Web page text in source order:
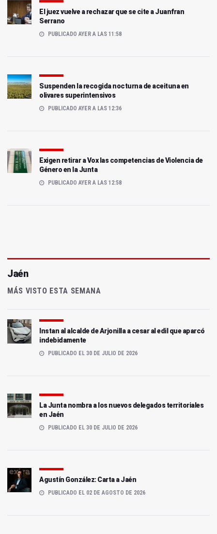
El juez vuelve a rechazar que se cite a Juanfran
Serrano
PUBLICADO AYER A LAS 11:58
Suspenden la recogida nocturna de aceituna en
olivares superintensivos
PUBLICADO AYER A LAS 12:36
Exigen retirar a Vox las competencias de Violencia de
Género en la Junta
PUBLICADO AYER A LAS 12:58
Jaén
MÁS VISTO ESTA SEMANA
Instan al alcalde de Arjonilla a cesar al edil que aparcó
indebidamente
PUBLICADO EL 30 DE JULIO DE 2026
La Junta nombra a los nuevos delegados territoriales
en Jaén
PUBLICADO EL 30 DE JULIO DE 2026
Agustín González: Carta a Jaén
PUBLICADO EL 02 DE AGOSTO DE 2026